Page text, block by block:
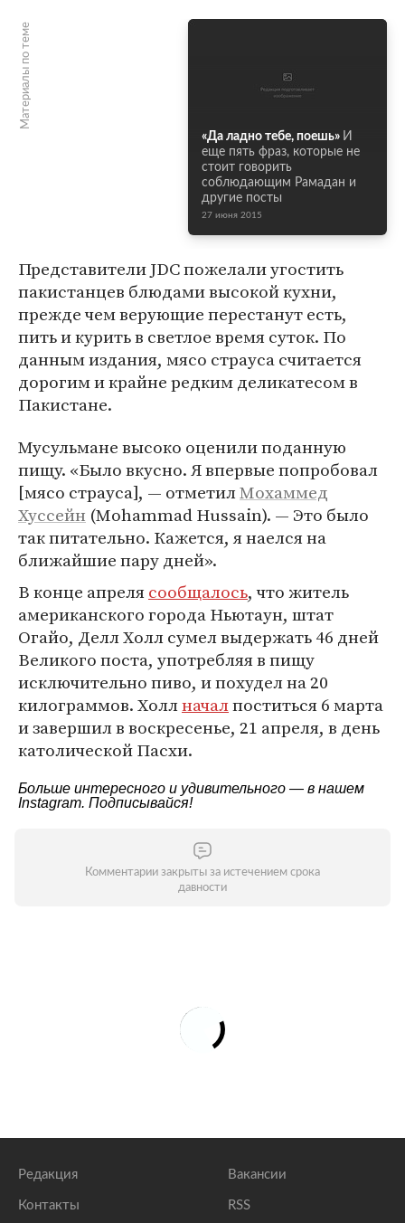
Материалы по теме
«Да ладно тебе, поешь» И
еще пять фраз, которые не
стоит говорить
соблюдающим Рамадан и
другие посты
27 июня 2015
Представители JDC пожелали угостить
пакистанцев блюдами высокой кухни,
прежде чем верующие перестанут есть,
пить и курить в светлое время суток. По
данным издания, мясо страуса считается
дорогим и крайне редким деликатесом в
Пакистане.
Мусульмане высоко оценили поданную
пищу. «Было вкусно. Я впервые попробовал
[мясо страуса], — отметилМохаммед
Хуссейн (Mohammad Hussain). — Это было
так питательно. Кажется, я наелся на
ближайшие пару дней».
В конце апрелясообщалось, что житель
американского города Ньютаун, штат
Огайо, Делл Холл сумел выдержать 46 дней
Великого поста, употребляя в пищу
исключительно пиво, и похудел на 20
килограммов. Холлначалпоститься 6 марта
и завершил в воскресенье, 21 апреля, в день
католической Пасхи.
Больше интересного и удивительного — в нашем
Instagram. Подписывайся!
Комментарии закрыты за истечением срока
давности
Редакция
Контакты
Вакансии
RSS